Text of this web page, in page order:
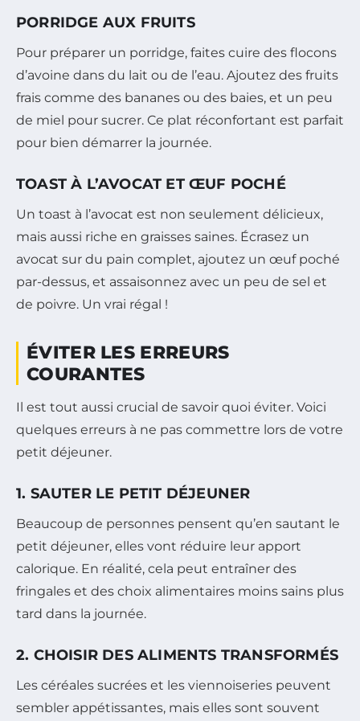
PORRIDGE AUX FRUITS
Pour préparer un porridge, faites cuire des flocons
d’avoine dans du lait ou de l’eau. Ajoutez des fruits
frais comme des bananes ou des baies, et un peu
de miel pour sucrer. Ce plat réconfortant est parfait
pour bien démarrer la journée.
TOAST À L’AVOCAT ET ŒUF POCHÉ
Un toast à l’avocat est non seulement délicieux,
mais aussi riche en graisses saines. Écrasez un
avocat sur du pain complet, ajoutez un œuf poché
par-dessus, et assaisonnez avec un peu de sel et
de poivre. Un vrai régal !
ÉVITER LES ERREURS
COURANTES
Il est tout aussi crucial de savoir quoi éviter. Voici
quelques erreurs à ne pas commettre lors de votre
petit déjeuner.
1. SAUTER LE PETIT DÉJEUNER
Beaucoup de personnes pensent qu’en sautant le
petit déjeuner, elles vont réduire leur apport
calorique. En réalité, cela peut entraîner des
fringales et des choix alimentaires moins sains plus
tard dans la journée.
2. CHOISIR DES ALIMENTS TRANSFORMÉS
Les céréales sucrées et les viennoiseries peuvent
sembler appétissantes, mais elles sont souvent